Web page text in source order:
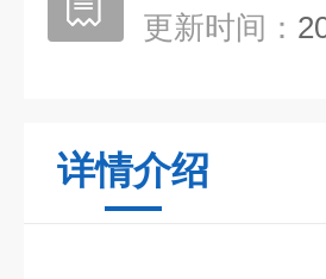
更新时间：
详情介绍